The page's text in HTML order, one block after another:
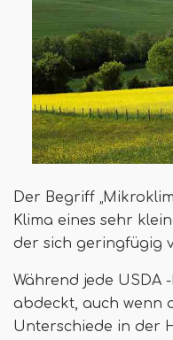
Der Begriff
Klima eines sehr
der sich geringfügig
Während jede USDA
abdeckt, auch wenn
Unterschiede in der